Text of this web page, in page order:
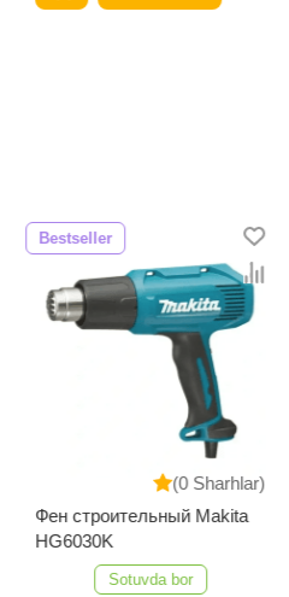
(0 Sharhlar)
Bestseller
Фен строительный Makita
HG6030K
Sotuvda bor